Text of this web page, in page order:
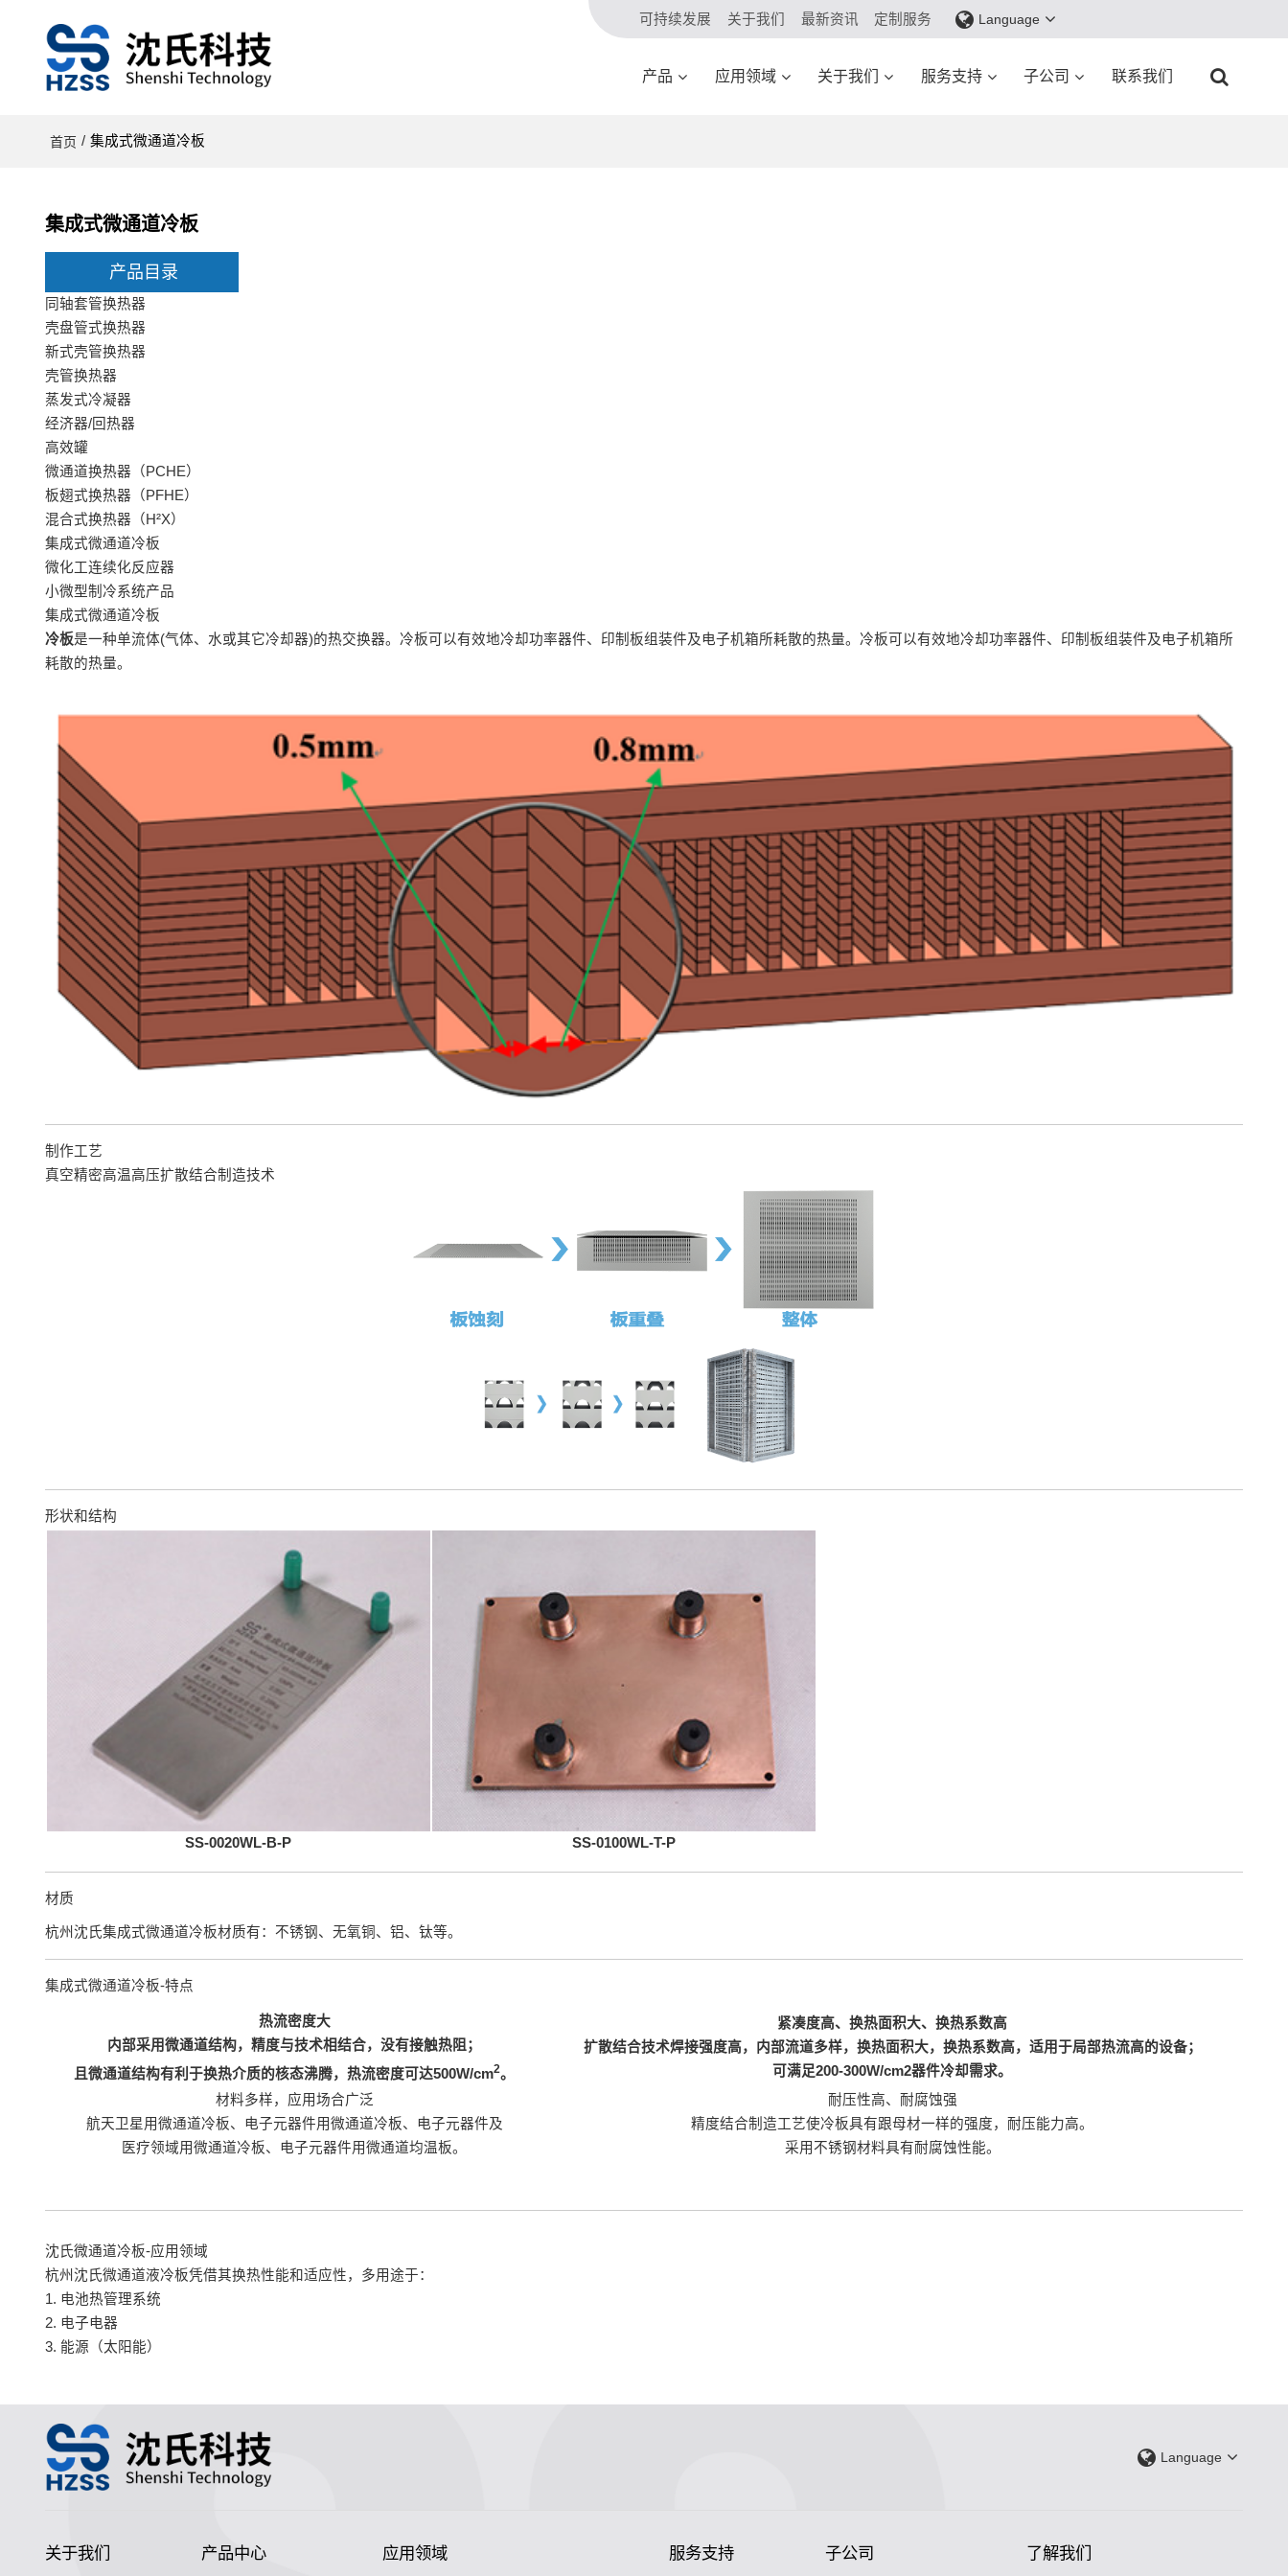
可持续发展 关于我们 最新资讯 定制服务 Language
产品 应用领域 关于我们 服务支持 子公司 联系我们
首页 / 集成式微通道冷板
集成式微通道冷板
产品目录
同轴套管换热器
壳盘管式换热器
新式壳管换热器
壳管换热器
蒸发式冷凝器
经济器/回热器
高效罐
微通道换热器（PCHE）
板翅式换热器（PFHE）
混合式换热器（H²X）
集成式微通道冷板
微化工连续化反应器
小微型制冷系统产品
集成式微通道冷板
冷板是一种单流体(气体、水或其它冷却器)的热交换器。冷板可以有效地冷却功率器件、印制板组装件及电子机箱所耗散的热量。冷板可以有效地冷却功率器件、印制板组装件及电子机箱所
耗散的热量。
制作工艺
真空精密高温高压扩散结合制造技术
形状和结构
SS-0020WL-B-P SS-0100WL-T-P
材质
杭州沈氏集成式微通道冷板材质有：不锈钢、无氧铜、铝、钛等。
集成式微通道冷板-特点
热流密度大
内部采用微通道结构，精度与技术相结合，没有接触热阻；
且微通道结构有利于换热介质的核态沸腾，热流密度可达500W/cm2。
紧凑度高、换热面积大、换热系数高
扩散结合技术焊接强度高，内部流道多样，换热面积大，换热系数高，适用于局部热流高的设备；
可满足200-300W/cm2器件冷却需求。
材料多样，应用场合广泛
航天卫星用微通道冷板、电子元器件用微通道冷板、电子元器件及
医疗领域用微通道冷板、电子元器件用微通道均温板。
耐压性高、耐腐蚀强
精度结合制造工艺使冷板具有跟母材一样的强度，耐压能力高。
采用不锈钢材料具有耐腐蚀性能。
沈氏微通道冷板-应用领域
杭州沈氏微通道液冷板凭借其换热性能和适应性，多用途于：
1. 电池热管理系统
2. 电子电器
3. 能源（太阳能）
Language
关于我们 产品中心 应用领域 服务支持 子公司 了解我们